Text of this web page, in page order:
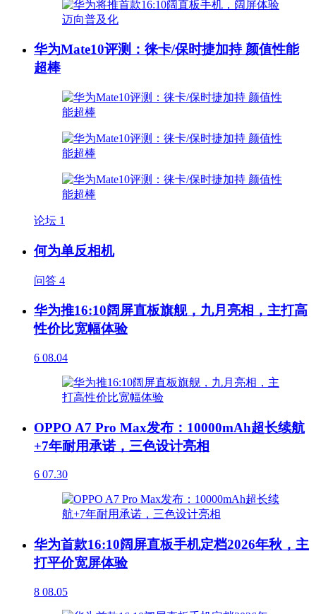
华为Mate10评测：徕卡/保时捷加持 颜值性能
超棒
论坛 1
何为单反相机
问答 4
华为推16:10阔屏直板旗舰，九月亮相，主打高
性价比宽幅体验
6 08.04
OPPO A7 Pro Max发布：10000mAh超长续航
+7年耐用承诺，三色设计亮相
6 07.30
华为首款16:10阔屏直板手机定档2026年秋，主
打平价宽屏体验
8 08.05